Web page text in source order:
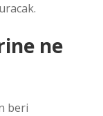
ne
beri